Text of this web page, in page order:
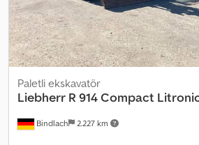
Bindlach 2.227 km
Paletli ekskavatör
Liebherr R 914 Compact